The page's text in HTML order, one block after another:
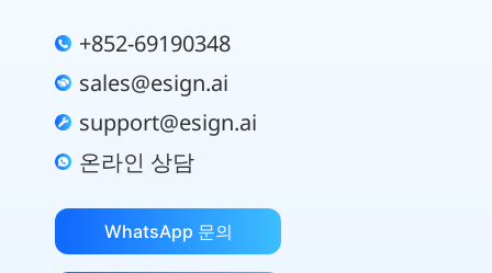
+852-69190348
sales@esign.ai
support@esign.ai
온라인 상담
WhatsApp 문의